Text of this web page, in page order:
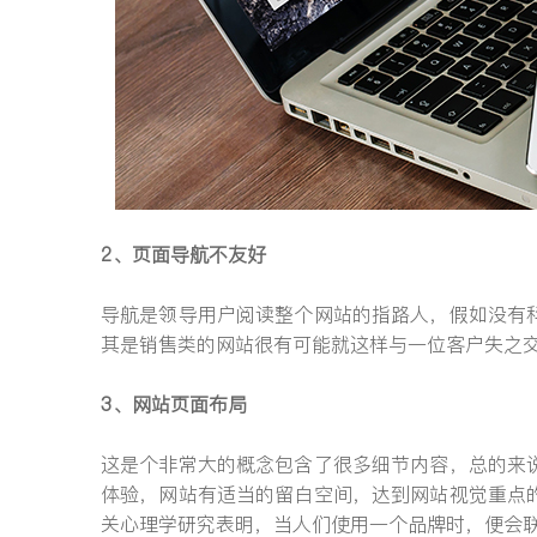
2、页面导航不友好
导航是领导用户阅读整个网站的指路人，假如没
其是销售类的网站很有可能就这样与一位客户失之
3、网站页面布局
这是个非常大的概念包含了很多细节内容，总的
体验，网站有适当的留白空间，达到网站视觉重
关心理学研究表明，当人们使用一个品牌时，便会